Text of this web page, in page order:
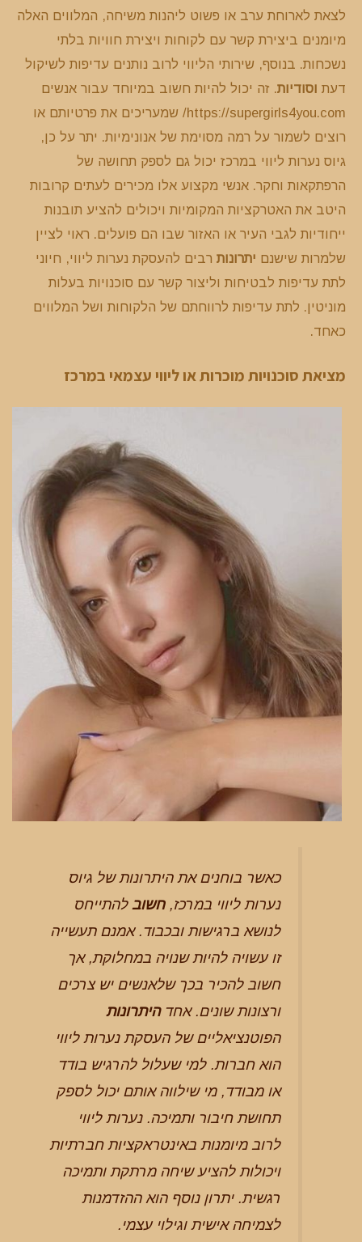
לצאת לארוחת ערב או פשוט ליהנות משיחה, המלווים האלה
מיומנים ביצירת קשר עם לקוחות ויצירת חוויות בלתי
נשכחות. בנוסף, שירותי הליווי לרוב נותנים עדיפות לשיקול
דעת וסודיות. זה יכול להיות חשוב במיוחד עבור אנשים
https://supergirls4you.com/ שמעריכים את פרטיותם או
רוצים לשמור על רמה מסוימת של אנונימיות. יתר על כן,
גיוס נערות ליווי במרכז יכול גם לספק תחושה של
הרפתקאות וחקר. אנשי מקצוע אלו מכירים לעתים קרובות
היטב את האטרקציות המקומיות ויכולים להציע תובנות
ייחודיות לגבי העיר או האזור שבו הם פועלים. ראוי לציין
שלמרות שישנם יתרונות רבים להעסקת נערות ליווי, חיוני
לתת עדיפות לבטיחות וליצור קשר עם סוכנויות בעלות
מוניטין. לתת עדיפות לרווחתם של הלקוחות ושל המלווים
כאחד.
מציאת סוכנויות מוכרות או ליווי עצמאי במרכז
כאשר בוחנים את היתרונות של גיוס
נערות ליווי במרכז,חשוב להתייחס
לנושא ברגישות ובכבוד. אמנם תעשייה
זו עשויה להיות שנויה במחלוקת, אך
חשוב להכיר בכך שלאנשים יש צרכים
ורצונות שונים. אחדהיתרונות
הפוטנציאליים של העסקת נערות ליווי
הוא חברות. למי שעלול להרגיש בודד
או מבודד, מי שילווה אותם יכול לספק
תחושת חיבור ותמיכה. נערות ליווי
לרוב מיומנות באינטראקציות חברתיות
ויכולות להציע שיחה מרתקת ותמיכה
רגשית. יתרון נוסף הוא ההזדמנות
לצמיחה אישית וגילוי עצמי.